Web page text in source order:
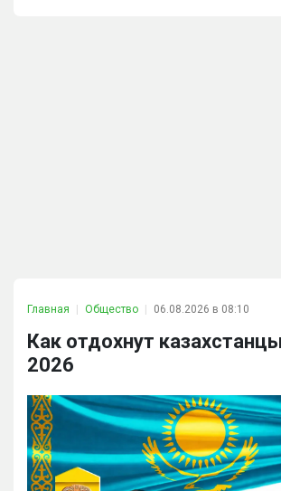
Главная Общество 06.08.2026 в 08:10
Как отдохнут
2026